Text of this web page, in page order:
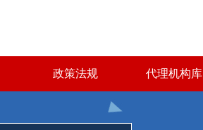
政策法规 代理机构库